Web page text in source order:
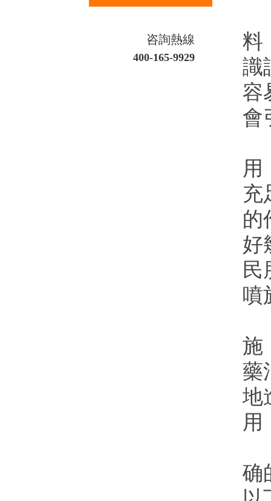
咨詢熱線
400-165-9929
料
識
容
會
用
充
的
好
民
噴
施
藥
地
用
确